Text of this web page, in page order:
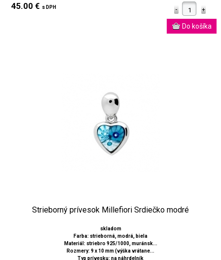
45.00 € s DPH
Strieborný prívesok Millefiori Srdiečko modré
skladom
Farba: strieborná, modrá, biela
Materiál: striebro 925/1000, muránsk...
Rozmery: 9 x 10 mm (výška vrátane...
Typ prívesku: na náhrdelník